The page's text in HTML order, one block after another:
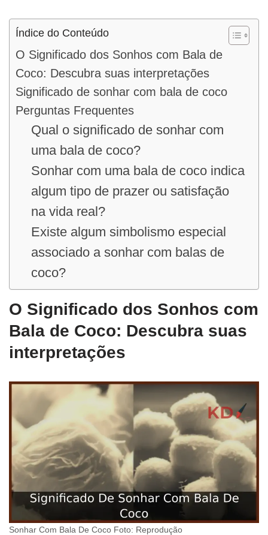
Índice do Conteúdo
O Significado dos Sonhos com Bala de
Coco: Descubra suas interpretações
Significado de sonhar com bala de coco
Perguntas Frequentes
Qual o significado de sonhar com
uma bala de coco?
Sonhar com uma bala de coco indica
algum tipo de prazer ou satisfação
na vida real?
Existe algum simbolismo especial
associado a sonhar com balas de
coco?
O Significado dos Sonhos com
Bala de Coco: Descubra suas
interpretações
Sonhar Com Bala De Coco Foto: Reprodução